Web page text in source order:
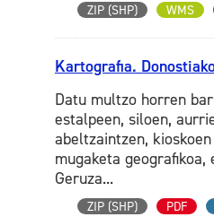
ZIP (SHP) WMS
Kartografia.
Datu multzo horren
estalpeen, siloen,
abeltzaintzen,
mugaketa
Geruza...
ZIP (SHP) PDF